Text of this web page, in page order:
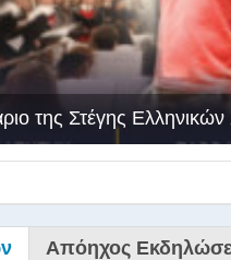
της Στέγης
Απόηχος